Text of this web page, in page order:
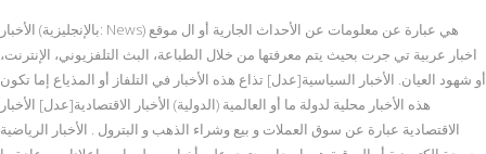
الأخبار (بالإنجليزية: News) هي عبارة عن معلومات عن الأحداث الجارية أو ال موقع
اخبار عربية تي جرت بحيث يتم معرفتها من خلال الطباعة، البث التلفزيوني، الإنترنت،
أو شهود العيان. الأخبار السياسية[عدل] تذاع هذه الأخبار في التلفاز أو المذياع إما تكون
هذه الأخبار محلية لدولة ما أو العالمية (الدولية) الأخبار الاقتصادية[عدل] الأخبار
الاقتصادية عبارة عن سوق العملات و بيع وشراء الذهب و البترول . الأخبار الرياضية